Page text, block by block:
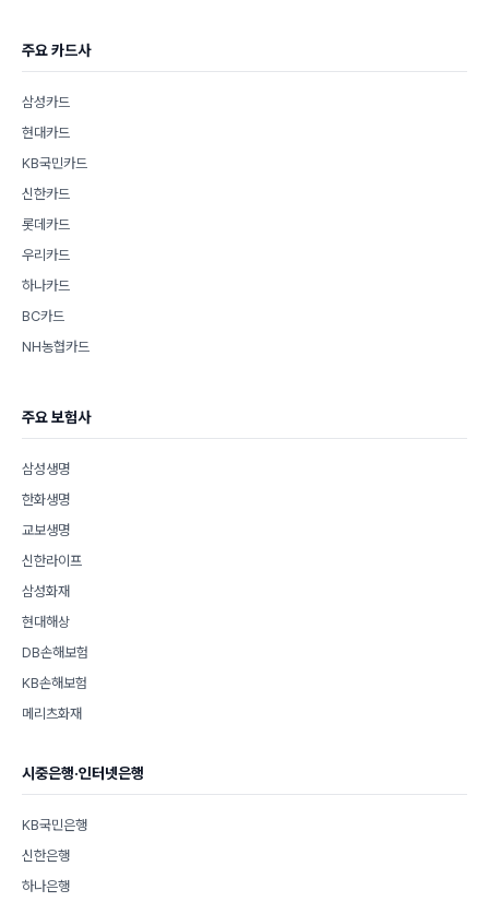
주요 카드사
삼성카드
현대카드
KB국민카드
신한카드
롯데카드
우리카드
하나카드
BC카드
NH농협카드
주요 보험사
삼성생명
한화생명
교보생명
신한라이프
삼성화재
현대해상
DB손해보험
KB손해보험
메리츠화재
시중은행·인터넷은행
KB국민은행
신한은행
하나은행